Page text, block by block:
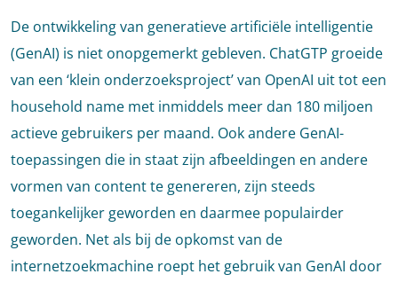
De ontwikkeling van generatieve artificiële intelligentie
(GenAI) is niet onopgemerkt gebleven. ChatGTP groeide
van een ‘klein onderzoeksproject’ van OpenAI uit tot een
household name met inmiddels meer dan 180 miljoen
actieve gebruikers per maand. Ook andere GenAI-
toepassingen die in staat zijn afbeeldingen en andere
vormen van content te genereren, zijn steeds
toegankelijker geworden en daarmee populairder
geworden. Net als bij de opkomst van de
internetzoekmachine roept het gebruik van GenAI door